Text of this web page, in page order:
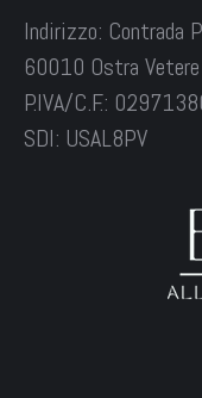
Indirizzo: Contrada
60010 Ostra
P.IVA/C.F.:
SDI: USAL8PV